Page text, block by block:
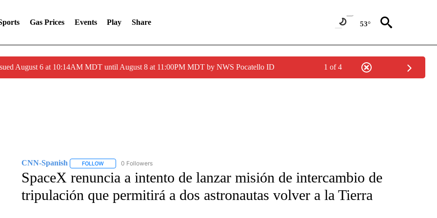
Gas Prices Events Play Share 53°
August 6 at 10:14AM MDT until August 8 at 11:00PM MDT by NWS Pocatello ID 1 of 4
CNN-Spanish FOLLOWFOLLOW "CNN-SPANISH" TO RECEIVE NOTIFICATIONS ABOUT NEW PAGES ON "CNN-SPANISH".
0 Followers
SpaceX renuncia a intento de lanzar misión de intercambio de
tripulación que permitirá a dos astronautas volver a la Tierra